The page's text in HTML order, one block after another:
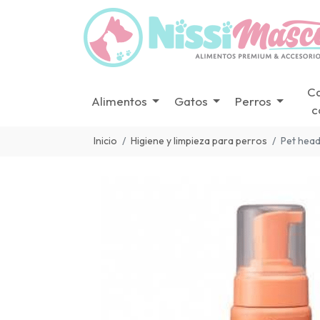
Alimentos Gatos Perros
Inicio Higiene y limpieza para perros Pet